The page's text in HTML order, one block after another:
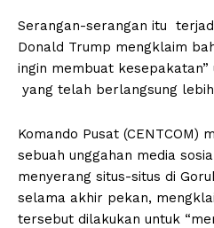
Serangan-serangan itu
Donald Trump mengklaim
ingin membuat
yang telah berlangsung
Komando Pusat (CENTCOM)
sebuah unggahan media
menyerang situs-situs di
selama akhir pekan,
tersebut dilakukan untuk